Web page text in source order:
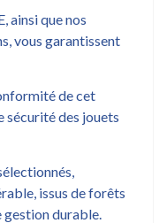
ainsi que nos
vous garantissent
de cet
sécurité des jouets
issus de forêts
gestion durable.